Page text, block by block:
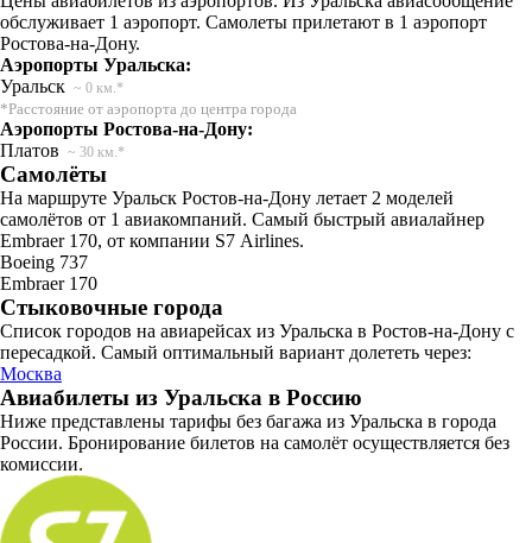
обслуживает 1 аэропорт. Самолеты прилетают в 1 аэропорт
Ростова-на-Дону.
Аэропорты Уральска:
Уральск ~ 0 км.*
*Расстояние от аэропорта до центра города
Аэропорты Ростова-на-Дону:
Платов ~ 30 км.*
Самолёты
На маршруте Уральск Ростов-на-Дону летает 2 моделей
самолётов от 1 авиакомпаний. Самый быстрый авиалайнер
Embraer 170, от компании S7 Airlines.
Boeing 737
Embraer 170
Стыковочные города
Список городов на авиарейсах из Уральска в Ростов-на-Дону с
пересадкой. Самый оптимальный вариант долететь через:
Москва
Авиабилеты из Уральска в Россию
Ниже представлены тарифы без багажа из Уральска в города
России. Бронирование билетов на самолёт осуществляется без
комиссии.